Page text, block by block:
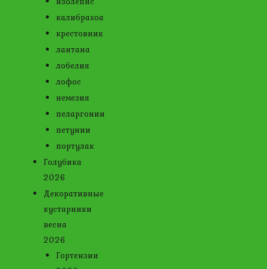
калибрахоа
крестовник
лантана
лобелия
лофос
немезия
пеларгонии
петунии
портулак
Голубика
2026
Декоративные
кустарники
весна
2026
Гортензии